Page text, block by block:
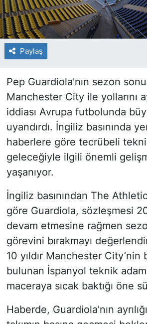
Paylaş
Pep Guardiola'nın sezon
Manchester City ile yollarını
iddiası Avrupa futbolunda
uyandırdı. İngiliz basınında
haberlere göre tecrübeli
geleceğiyle ilgili önemli
yaşanıyor.
İngiliz basınından The
göre Guardiola, sözleşmesi
devam etmesine rağmen
görevini bırakmayı
10 yıldır Manchester City’nin
bulunan İspanyol teknik
maceraya sıcak baktığı öne
Haberde, Guardiola’nın